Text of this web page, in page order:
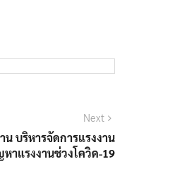
Next
post:
น บริหารจัดการแรงงาน
าแรงงานช่วงโควิด-19